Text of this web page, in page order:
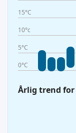
15°C
10°c
5°C
0°C
Årlig trend